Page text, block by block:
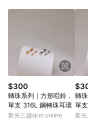
運費，攤位費等不具贈點
則請以點數紅包活動說明
頁面後才首次下載 Pinkoi
上，首次下載 Pinkoi APP
面，方享導購資格。
$300
轉珠系列｜方形啞鈴．
單支 316L 鋼轉珠耳環
新光三越skm online
轉
單
新